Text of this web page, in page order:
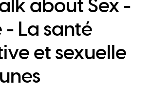
about Sex -
- La santé
et sexuelle